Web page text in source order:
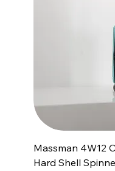
Massman 4W12
Hard Shell